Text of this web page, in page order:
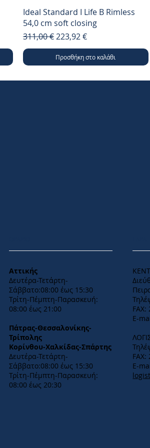
Ideal Standard I Life B Rimless
54,0 cm soft closing
Κανονική τιμή
311,00 €Τιμή Έκπτωσης
223,92 €
Προσθήκη στο καλάθι
E-
FAX:
E-
Αττικής
Δευτέρα-Τετάρτη-​
Σάββατο:08:00 έως 15:30
​Τρίτη-Πέμπτη-Παρασκευή:
08:00 έως 21:00
Πάτρας-Θεσσαλονίκης-
Τρίπολης
Κορίνθου-Χαλκίδας-Σπάρτης
Δευτέρα-Τετάρτη-​
Σάββατο:08:00 έως 15:30​
Τρίτη-Πέμπτη-Παρασκευή:
08:00 έως 20:30